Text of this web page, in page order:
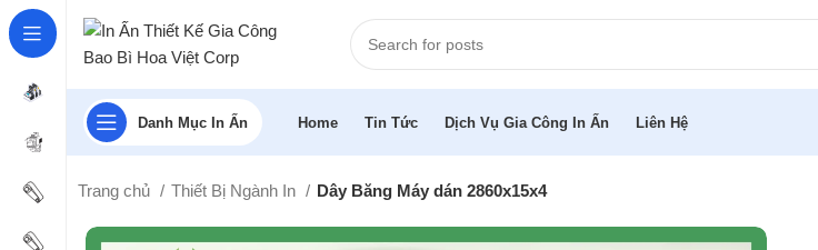
Danh Mục In Ấn Home Tin Tức Dịch Vụ Gia Công In Ấn Liên Hệ
Trang chủ Thiết Bị Ngành In Dây Băng Máy dán 2860x15x4